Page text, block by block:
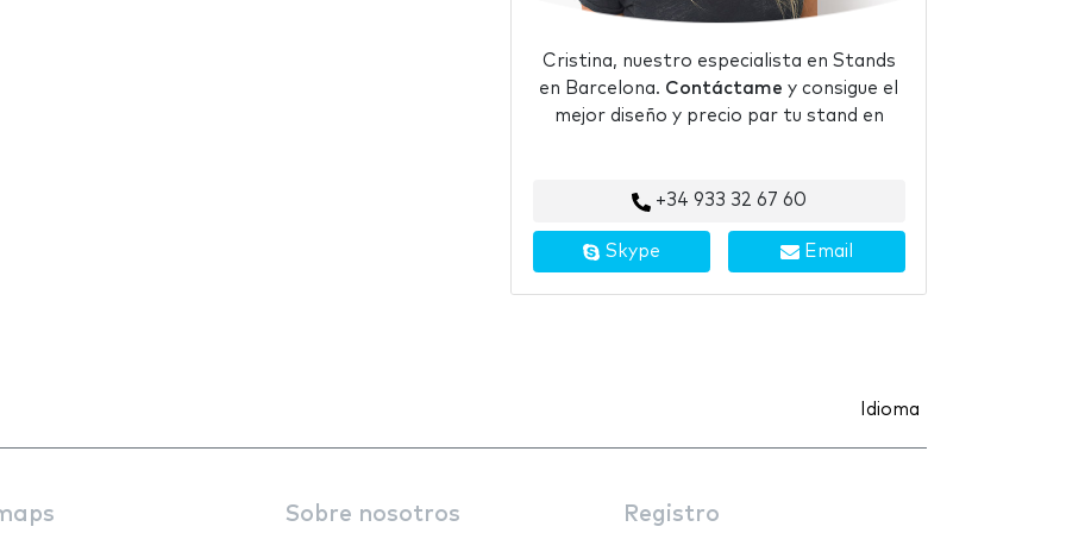
Cristina, nuestro especialista en Stands
en Barcelona. Contáctame y consigue el
mejor diseño y precio par tu stand en
+34 933 32 67 60
Skype Email
Idioma
Sobre nosotros Registro